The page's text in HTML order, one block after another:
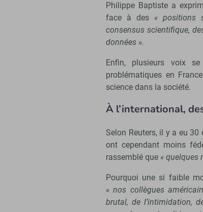
Philippe Baptiste a
face à des « positions
consensus scientifique,
données ».
Enfin, plusieurs voix
problématiques en
science dans la société.
À l’international,
Selon Reuters, il y a eu
ont cependant moins
rassemblé que « quelques
Pourquoi une si faible
« nos collègues
brutal, de l’intimidation,